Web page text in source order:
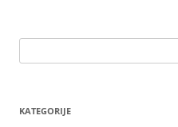
KATEGORIJE